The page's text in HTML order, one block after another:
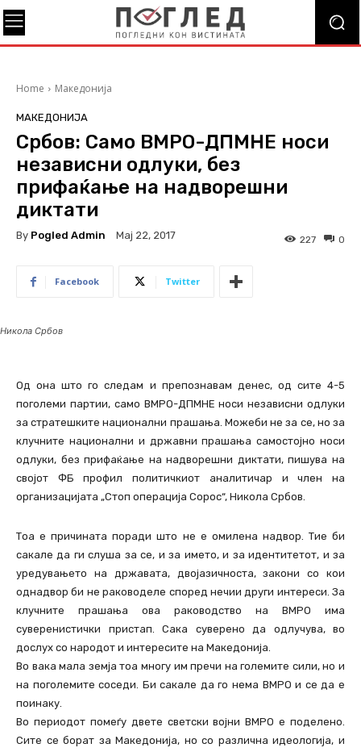
Home Македонија
МАКЕДОНИЈА
Србов: Само ВМРО-ДПМНЕ носи
независни одлуки, без
прифаќање на надворешни
диктати
By Pogled Admin Мај 22, 2017 0
227
Facebook Twitter
Никола Србов
Од она што го следам и препознавам денес, од сите 4-5
поголеми партии, само ВМРО-ДПМНЕ носи независни одлуки
за стратешките национални прашања. Можеби не за се, но за
клучните национални и државни прашања самостојно носи
одлуки, без прифаќање на надворешни диктати, пишува на
својот ФБ профил политичкиот аналитичар и член на
организацијата „Стоп операција Сорос“, Никола Србов.
Тоа е причината поради што не е омилена надвор. Тие би
сакале да ги слуша за се, и за името, и за идентитетот, и за
уредувањето на државата, двојазичноста, закони со кои
однадвор би не раководеле според нечии други интереси. За
клучните прашања ова раководство на ВМРО има
суверенистички пристап. Сака суверено да одлучува, во
дослух со народот и интересите на Македонија.
Во вака мала земја тоа многу им пречи на големите сили, но и
на поголемите соседи. Би сакале да го нема ВМРО и се да е
поинаку.
Во периодот помеѓу двете светски војни ВМРО е поделено.
Сите се борат за Македонија, но со различна идеологија, и